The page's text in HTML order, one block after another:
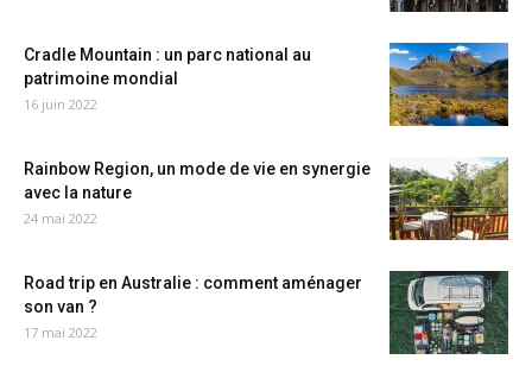
Cradle Mountain : un parc national au
patrimoine mondial
16 juin 2022
Rainbow Region, un mode de vie en synergie
avec la nature
24 mai 2022
Road trip en Australie : comment aménager
son van ?
17 mai 2022